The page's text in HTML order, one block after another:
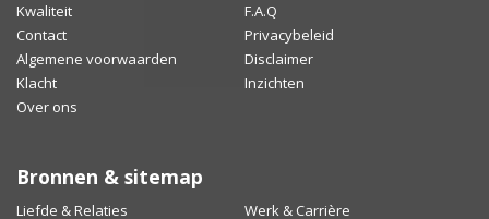
Kwaliteit
F.A.Q
Contact
Privacybeleid
Algemene voorwaarden
Disclaimer
Klacht
Inzichten
Over ons
Bronnen & sitemap
Liefde & Relaties Werk & Carrière